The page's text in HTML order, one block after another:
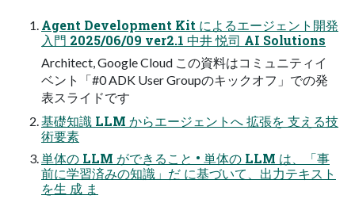
Agent Development Kit によるエージェント開発
入門 2025/06/09 ver2.1 中井 悦司 AI Solutions
Architect, Google Cloud この資料はコミュニティイ
ベント「#0 ADK User Groupのキックオフ」での発
表スライドです
基礎知識 LLM からエージェントへ 拡張を 支える技
術要素
単体の LLM ができること • 単体の LLM は、「事
前に学習済みの知識」だ に基づいて、出力テキスト
を生 成 ま